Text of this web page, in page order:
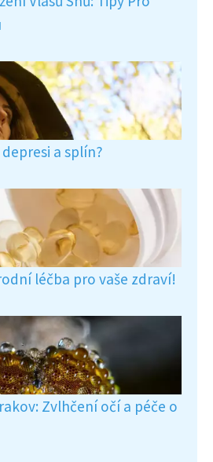
a splín?
léčba pro vaše zdraví!
Zvlhčení očí a péče o